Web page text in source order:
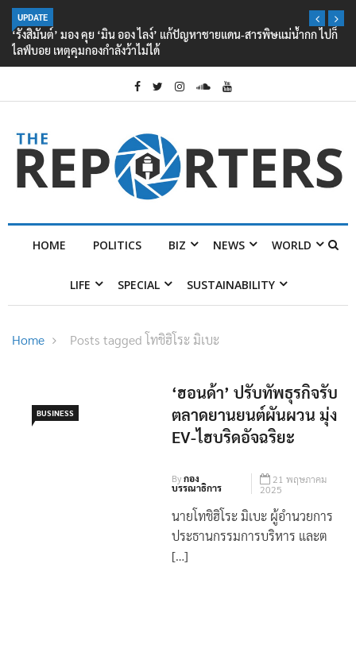
UPDATE
‘รังสิมันต์’ มอง คุย ‘มิน ออง ไลง์’ แก้ปัญหาชายแดน-สารพิษแม่น้ำกก ไปก็
ไลฟ์บอย เหตุคุมกองกำลังว้าไม่ได้
HOME POLITICS BIZ NEWS WORLD
LIFE SPECIAL SUSTAINABILITY
Home Posts tagged โทชิฮิโระ มิเบะ
BUSINESS
‘ฮอนด้า’ ปรับทัพธุรกิจรับ
ตลาดยานยนต์ผันผวน มุ่ง
EV-ไฮบริดอัจฉริยะ
Byกอง
บรรณาธิการ
21 พฤษภาคม
2025
นายโทชิฮิโระ มิเบะ ผู้อำนวยการ
ประธานกรรมการบริหาร และต
[…]